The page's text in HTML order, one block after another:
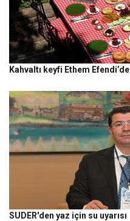
Kahvaltı keyfi Ethem Efendi’de
SUDER'den yaz için su uyarısı